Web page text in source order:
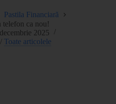
Pastila Financiară
telefon ca nou!
2025
/ Toate articolele